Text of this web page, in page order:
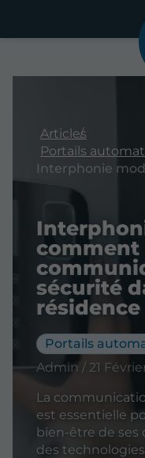
Articles
Portails
comment
sécurité
résidence
Portails
Admin / 21
La
est essentielle
bien-être de ses
des